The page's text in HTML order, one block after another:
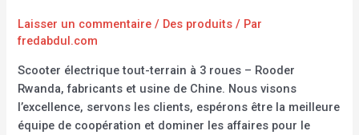
Laisser un commentaire / Des produits / Par
fredabdul.com
Scooter électrique tout-terrain à 3 roues – Rooder
Rwanda, fabricants et usine de Chine. Nous visons
l’excellence, servons les clients, espérons être la meilleure
équipe de coopération et dominer les affaires pour le